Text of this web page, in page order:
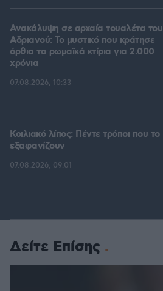
Ανακάλυψη σε αρχαία τουαλέτα του
Αδριανού: Το μυστικό που κράτησε
όρθια τα ρωμαϊκά κτίρια για 2.000
χρόνια
07.08.2026, 10:33
Κοιλιακό λίπος: Πέντε τρόποι που το
εξαφανίζουν
07.08.2026, 09:01
Δείτε Επίσης